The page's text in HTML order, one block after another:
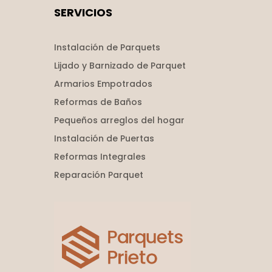
SERVICIOS
Instalación de Parquets
Lijado y Barnizado de Parquet
Armarios Empotrados
Reformas de Baños
Pequeños arreglos del hogar
Instalación de Puertas
Reformas Integrales
Reparación Parquet